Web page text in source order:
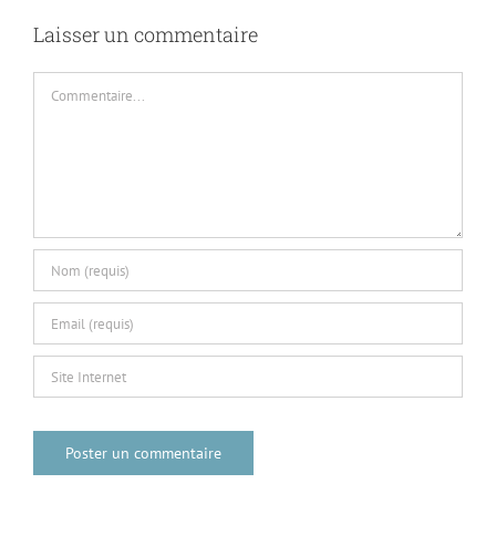
Laisser un commentaire